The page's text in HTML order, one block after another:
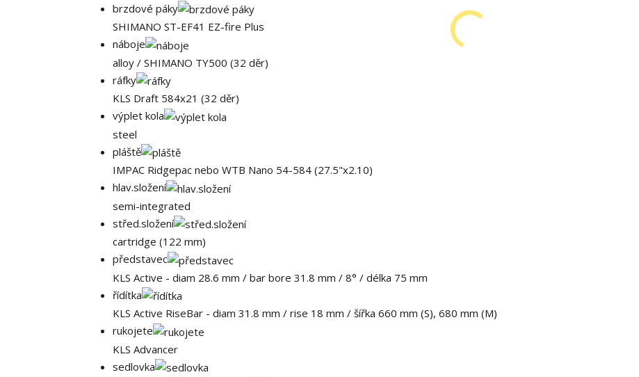
brzdové páky
SHIMANO ST-EF41 EZ-fire Plus
náboje
alloy / SHIMANO TY500 (32 děr)
ráfky
KLS Draft 584x21 (32 děr)
výplet kola
steel
pláště
IMPAC Ridgepac nebo WTB Nano 54-584 (27.5"x2.10)
hlav.složení
semi-integrated
střed.složení
cartridge (122 mm)
představec
KLS Active - diam 28.6 mm / bar bore 31.8 mm / 8° / délka 75 mm
řídítka
KLS Active RiseBar - diam 31.8 mm / rise 18 mm / šířka 660 mm (S), 680 mm (M)
rukojete
KLS Advancer
sedlovka